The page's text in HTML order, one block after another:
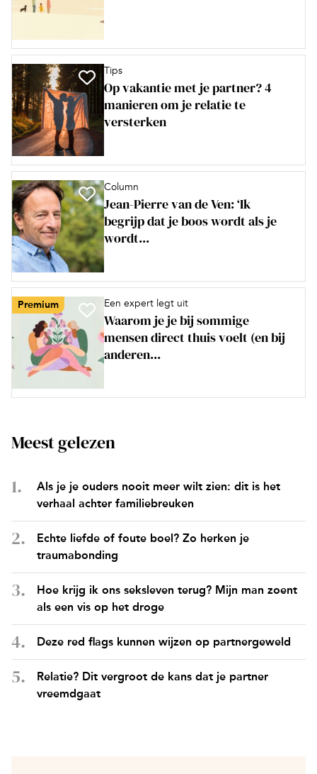
Tips
Op vakantie met je partner? 4
manieren om je relatie te
versterken
Column
Jean-Pierre van de Ven: ‘Ik
begrijp dat je boos wordt als je
wordt...
Premium Een expert legt uit
Waarom je je bij sommige
mensen direct thuis voelt (en bij
anderen...
Meest gelezen
Als je je ouders nooit meer wilt zien: dit is het
verhaal achter familiebreuken
Echte liefde of foute boel? Zo herken je
traumabonding
Hoe krijg ik ons seksleven terug? Mijn man zoent
als een vis op het droge
Deze red flags kunnen wijzen op partnergeweld
Relatie? Dit vergroot de kans dat je partner
vreemdgaat